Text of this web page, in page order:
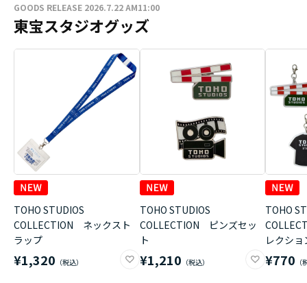
GOODS RELEASE 2026.7.22 AM11:00
東宝スタジオグッズ
TOHO STUDIOS
COLLECTION ネックスト
ラップ
¥1,320
TOHO STUDIOS
COLLECTION ピンズセッ
ト
¥1,210
TOHO
レクシ
¥770